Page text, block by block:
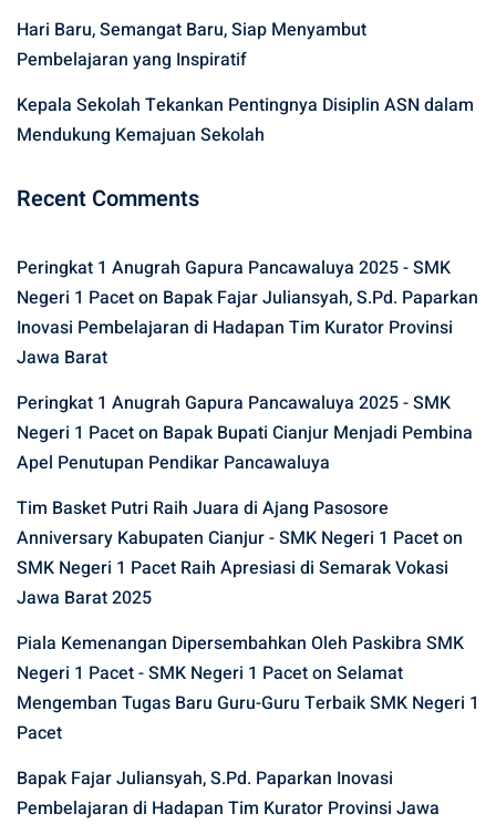
Hari Baru, Semangat Baru, Siap Menyambut
Pembelajaran yang Inspiratif
Kepala Sekolah Tekankan Pentingnya Disiplin ASN dalam
Mendukung Kemajuan Sekolah
Recent Comments
Peringkat 1 Anugrah Gapura Pancawaluya 2025 - SMK
Negeri 1 Paceton Bapak Fajar Juliansyah, S.Pd. Paparkan
Inovasi Pembelajaran di Hadapan Tim Kurator Provinsi
Jawa Barat
Peringkat 1 Anugrah Gapura Pancawaluya 2025 - SMK
Negeri 1 Paceton Bapak Bupati Cianjur Menjadi Pembina
Apel Penutupan Pendikar Pancawaluya
Tim Basket Putri Raih Juara di Ajang Pasosore
Anniversary Kabupaten Cianjur - SMK Negeri 1 Paceton
SMK Negeri 1 Pacet Raih Apresiasi di Semarak Vokasi
Jawa Barat 2025
Piala Kemenangan Dipersembahkan Oleh Paskibra SMK
Negeri 1 Pacet - SMK Negeri 1 Paceton Selamat
Mengemban Tugas Baru Guru-Guru Terbaik SMK Negeri 1
Pacet
Bapak Fajar Juliansyah, S.Pd. Paparkan Inovasi
Pembelajaran di Hadapan Tim Kurator Provinsi Jawa